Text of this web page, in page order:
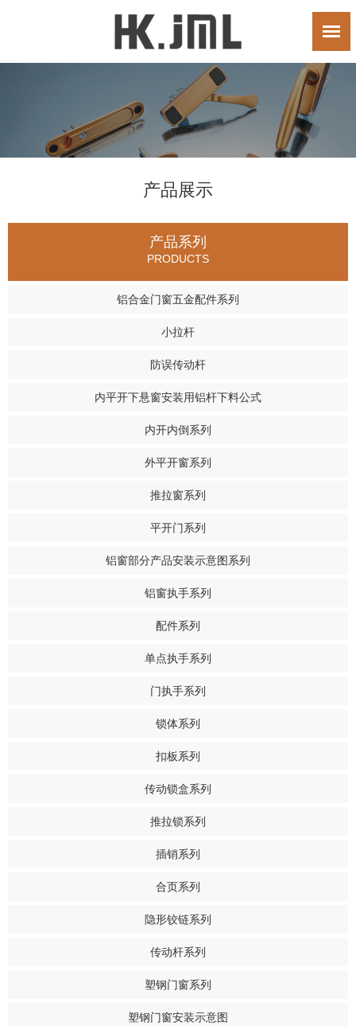
产品展示
产品系列
PRODUCTS
铝合金门窗五金配件系列
小拉杆
防误传动杆
内平开下悬窗安装用铝杆下料公式
内开内倒系列
外平开窗系列
推拉窗系列
平开门系列
铝窗部分产品安装示意图系列
铝窗执手系列
配件系列
单点执手系列
门执手系列
锁体系列
扣板系列
传动锁盒系列
推拉锁系列
插销系列
合页系列
隐形铰链系列
传动杆系列
塑钢门窗系列
塑钢门窗安装示意图